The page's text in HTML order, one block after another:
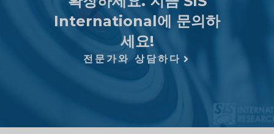
International에 문의하
세요!
전문가와 상담하다